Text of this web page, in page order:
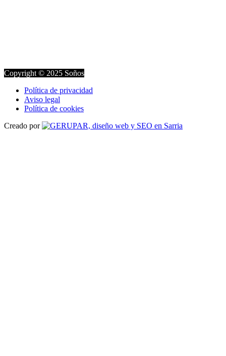
Copyright © 2025 Soños
Política de privacidad
Aviso legal
Política de cookies
Creado por